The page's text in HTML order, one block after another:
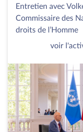
Entretien avec
Commissaire des
droits de l’Homme
voir